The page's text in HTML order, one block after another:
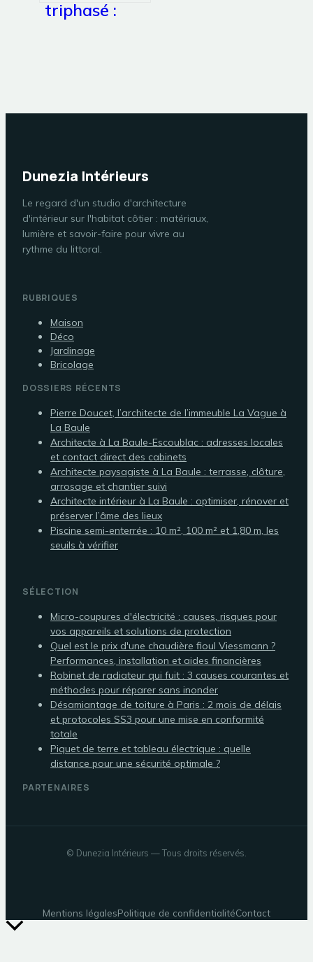
triphasé :
Dunezia Intérieurs
Le regard d'un studio d'architecture
d'intérieur sur l'habitat côtier : matériaux,
lumière et savoir-faire pour vivre au
rythme du littoral.
RUBRIQUES
Maison
Déco
Jardinage
Bricolage
DOSSIERS RÉCENTS
Pierre Doucet, l’architecte de l’immeuble La Vague à
La Baule
Architecte à La Baule-Escoublac : adresses locales
et contact direct des cabinets
Architecte paysagiste à La Baule : terrasse, clôture,
arrosage et chantier suivi
Architecte intérieur à La Baule : optimiser, rénover et
préserver l’âme des lieux
Piscine semi-enterrée : 10 m², 100 m² et 1,80 m, les
seuils à vérifier
SÉLECTION
Micro-coupures d'électricité : causes, risques pour
vos appareils et solutions de protection
Quel est le prix d'une chaudière fioul Viessmann ?
Performances, installation et aides financières
Robinet de radiateur qui fuit : 3 causes courantes et
méthodes pour réparer sans inonder
Désamiantage de toiture à Paris : 2 mois de délais
et protocoles SS3 pour une mise en conformité
totale
Piquet de terre et tableau électrique : quelle
distance pour une sécurité optimale ?
PARTENAIRES
© Dunezia Intérieurs — Tous droits réservés.
Mentions légalesPolitique de confidentialitéContact